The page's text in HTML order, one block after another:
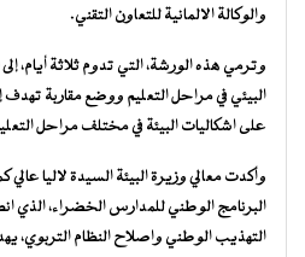
والوكالة الالمانية للتعاون التقني.
وترمي هذه الورشة، التي تدوم ثلاثة أيام،
البيئي في مراحل التعليم ووضع مقاربة
على اشكاليات البيئة في مختلف مراحل
وأكدت معالي وزيرة البيئة السيدة لاليا عالي
التهذيب الوطني واصلاح النظام التربوي،